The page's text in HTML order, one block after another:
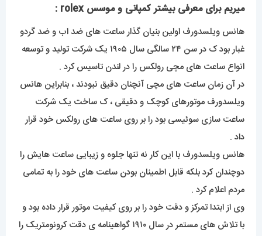
میریم برای معرفی بیشتر کمپانی و موسس rolex :
هانس ویلسدورف اولین بنیان گذار ساعت های ضد اب و ضد گردو
غبار بود ک در سن ۲۴ سالگی سال ۱۹۰۵ یک شرکت تولید و توسعه
انواع ساعت های مچی رولکس را در لندن تاسیس کرد .
در آن زمان ساعت های مچی آنچنان دقیق نبودند ، بنابراین هانس
ویلسدورف موتورهای کوچک و دقیقی ، ک ساخت یک شرکت
ساعت سازی سوئیسی بود را بر روی ساعت های رولکس خود قرار
داد .
هانس ویلسدورف با این کار نه تنها جلوه و زیبایی ساعت هایش را
دوچندان کرد بلکه قابل اطمینان بودن ساعت های خود را به تمامی
مردم اعلام کرد .
وی از ابتدا تمرکز و دقت خود را بر روی کیفیت موتور قرار داده بود و
با تلاش های مستمر در سال ۱۹۱۰ گواهینامه ی دقت کرونومتریک را